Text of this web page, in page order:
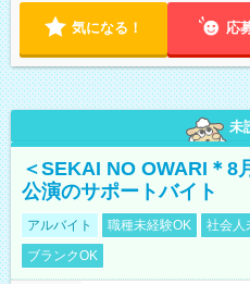
気になる！ 応
未
＜SEKAI NO OWARI＊8
公演のサポートバイト
アルバイト 職種未経験OK 社会人
ブランクOK